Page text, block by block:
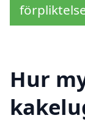
Hur